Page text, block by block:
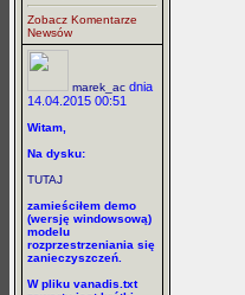
Zobacz Komentarze
Newsów
marek_ac dnia
14.04.2015 00:51
Witam,
Na dysku:
TUTAJ
zamieściłem demo
(wersję windowsową)
modelu
rozprzestrzeniania się
zanieczyszczeń.
W pliku vanadis.txt